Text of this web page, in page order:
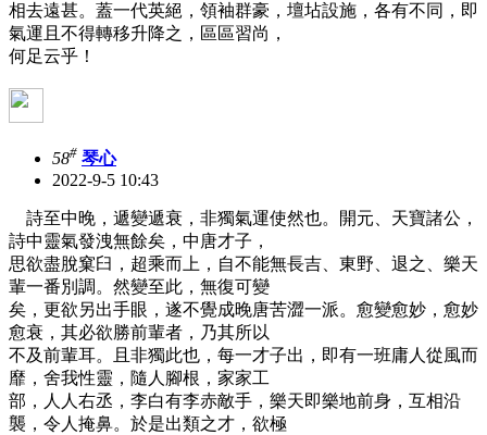
相去遠甚。蓋一代英絕，領袖群豪，壇坫設施，各有不同，即
氣運且不得轉移升降之，區區習尚，
何足云乎！
58# 琴心
2022-9-5 10:43
詩至中晚，遞變遞衰，非獨氣運使然也。開元、天寶諸公，
詩中靈氣發洩無餘矣，中唐才子，
思欲盡脫窠臼，超乘而上，自不能無長吉、東野、退之、樂天
輩一番別調。然變至此，無復可變
矣，更欲另出手眼，遂不覺成晚唐苦澀一派。愈變愈妙，愈妙
愈衰，其必欲勝前輩者，乃其所以
不及前輩耳。且非獨此也，每一才子出，即有一班庸人從風而
靡，舍我性靈，隨人腳根，家家工
部，人人右丞，李白有李赤敵手，樂天即樂地前身，互相沿
襲，令人掩鼻。於是出類之才，欲極